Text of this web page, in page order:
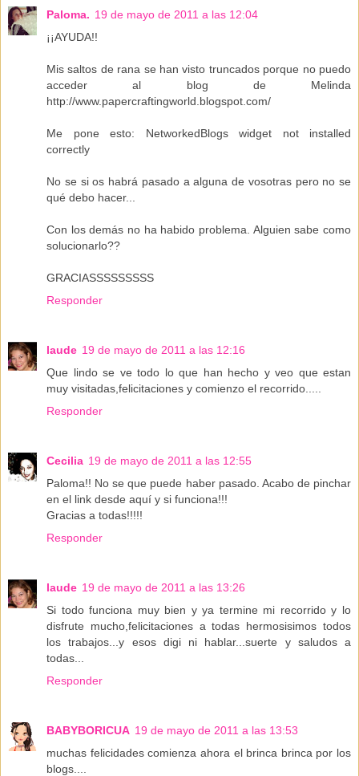
Paloma. 19 de mayo de 2011 a las 12:04
¡¡AYUDA!!
Mis saltos de rana se han visto truncados porque no puedo
acceder al blog de Melinda
http://www.papercraftingworld.blogspot.com/
Me pone esto: NetworkedBlogs widget not installed
correctly
No se si os habrá pasado a alguna de vosotras pero no se
qué debo hacer...
Con los demás no ha habido problema. Alguien sabe como
solucionarlo??
GRACIASSSSSSSSS
Responder
laude 19 de mayo de 2011 a las 12:16
Que lindo se ve todo lo que han hecho y veo que estan
muy visitadas,felicitaciones y comienzo el recorrido.....
Responder
Cecilia 19 de mayo de 2011 a las 12:55
Paloma!! No se que puede haber pasado. Acabo de pinchar
en el link desde aquí y si funciona!!!
Gracias a todas!!!!!
Responder
laude 19 de mayo de 2011 a las 13:26
Si todo funciona muy bien y ya termine mi recorrido y lo
disfrute mucho,felicitaciones a todas hermosisimos todos
los trabajos...y esos digi ni hablar...suerte y saludos a
todas...
Responder
BABYBORICUA 19 de mayo de 2011 a las 13:53
muchas felicidades comienza ahora el brinca brinca por los
blogs....